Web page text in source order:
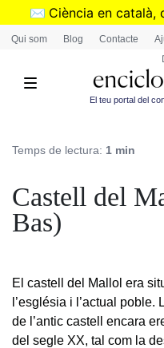
✉️ Ciència en català,
➜Subscriu-te
Qui som Blog Contacte
El teu portal del
Temps de lectura: 1 min
Castell del
Bas)
El castell del Mallol era
l’església i l’actual poble.
de l’antic castell encara
del segle XX, tal com la